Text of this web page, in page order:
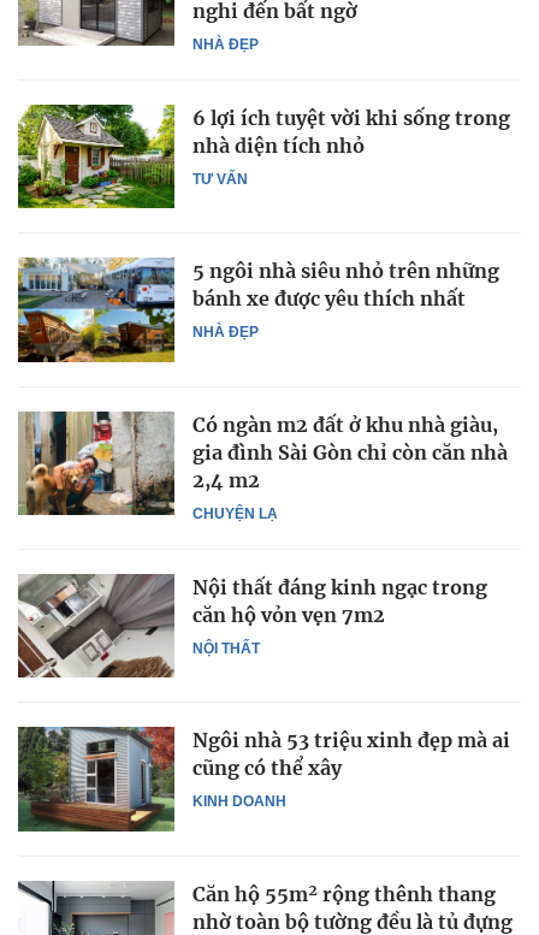
NHÀ ĐẸP
nghi đến bất ngờ
TƯ VẤN
6 lợi ích tuyệt vời khi sống trong
nhà diện tích nhỏ
NHÀ ĐẸP
5 ngôi nhà siêu nhỏ trên những
bánh xe được yêu thích nhất
CHUYỆN LẠ
Có ngàn m2 đất ở khu nhà giàu,
gia đình Sài Gòn chỉ còn căn nhà
2,4 m2
NỘI THẤT
Nội thất đáng kinh ngạc trong
căn hộ vỏn vẹn 7m2
KINH DOANH
Ngôi nhà 53 triệu xinh đẹp mà ai
cũng có thể xây
Căn hộ 55m² rộng thênh thang
nhờ toàn bộ tường đều là tủ đựng